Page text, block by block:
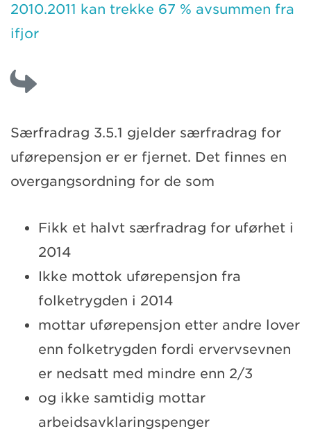
2010.2011 kan trekke 67 % avsummen fra
ifjor
Særfradrag 3.5.1 gjelder særfradrag for
uførepensjon er er fjernet. Det finnes en
overgangsordning for de som
Fikk et halvt særfradrag for uførhet i
2014
Ikke mottok uførepensjon fra
folketrygden i 2014
mottar uførepensjon etter andre lover
enn folketrygden fordi ervervsevnen
er nedsatt med mindre enn 2/3
og ikke samtidig mottar
arbeidsavklaringspenger